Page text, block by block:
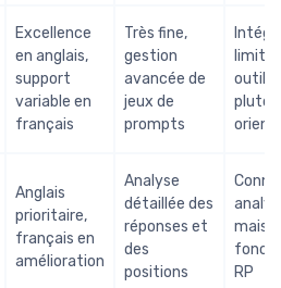
Excellence
en anglais,
support
variable en
français
Très fine,
gestion
avancée de
jeux de
prompts
outils
plutôt
Anglais
prioritaire,
français en
amélioration
Analyse
détaillée des
réponses et
des
positions
mais
RP